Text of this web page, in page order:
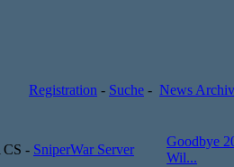
Registration - Suche - News Archiv
CS - SniperWar Server
Goodbye
Wil...